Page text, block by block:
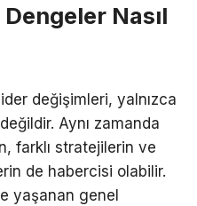
Nasıl
değişimleri, yalnızca
Aynı zamanda
farklı stratejilerin ve
de habercisi olabilir.
yaşanan genel